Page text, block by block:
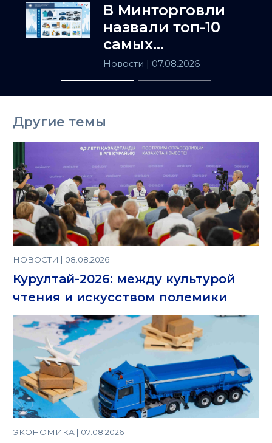
Азию
В Минторговли
назвали топ-10
самых
популярных
товаров в
Казахстане
Новости | 07.08.2026
Другие темы
НОВОСТИ | 08.08.2026
Курултай-2026: между культурой
чтения и искусством полемики
ЭКОНОМИКА | 07.08.2026